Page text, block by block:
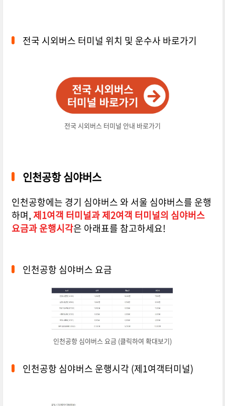
전국 시외버스 터미널 위치 및 운수사 바로가기
전국 시외버스 터미널 안내 바로가기
인천공항 심야버스
인천공항에는 경기 심야버스 와 서울 심야버스를 운행
하며,제1여객 터미널과 제2여객 터미널의 심야버스
요금과 운행시각은 아래표를 참고하세요!
인천공항 심야버스 요금
인천공항 심야버스 요금 (클릭하여 확대보기)
인천공항 심야버스 운행시각 (제1여객터미널)